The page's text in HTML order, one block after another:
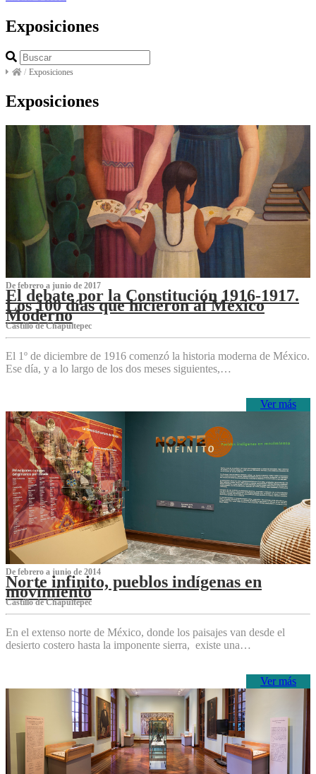
Exposiciones
/ Exposiciones
Exposiciones
De febrero a junio de 2017
El debate por la Constitución 1916-1917.
Los 100 días que hicieron al México
Moderno
Castillo de Chapultepec
El 1º de diciembre de 1916 comenzó la historia moderna de México.
Ese día, y a lo largo de los dos meses siguientes,…
Ver más
De febrero a junio de 2014
Norte infinito, pueblos indígenas en
movimiento
Castillo de Chapultepec
En el extenso norte de México, donde los paisajes van desde el
desierto costero hasta la imponente sierra, existe una…
Ver más